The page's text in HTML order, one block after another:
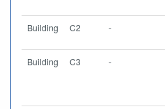
Building C2 -
Building C3 -